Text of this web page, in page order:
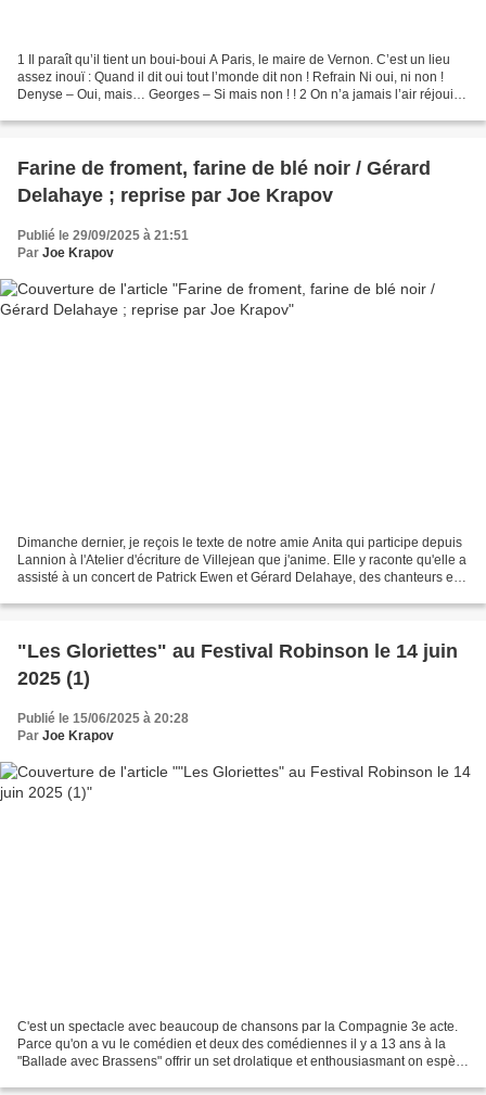
1 Il paraît qu’il tient un boui-boui A Paris, le maire de Vernon. C’est un lieu
assez inouï : Quand il dit oui tout l’monde dit non ! Refrain Ni oui, ni non !
Denyse – Oui, mais… Georges – Si mais non ! ! 2 On n’a jamais l’air réjoui
Farine de froment, farine de blé noir / Gérard
Delahaye ; reprise par Joe Krapov
Publié le 29/09/2025 à 21:51
Par Joe Krapov
Dimanche dernier, je reçois le texte de notre amie Anita qui participe depuis
Lannion à l'Atelier d'écriture de Villejean que j'anime. Elle y raconte qu'elle a
assisté à un concert de Patrick Ewen et Gérard Delahaye, des chanteurs et
"Les Gloriettes" au Festival Robinson le 14 juin
2025 (1)
Publié le 15/06/2025 à 20:28
Par Joe Krapov
C'est un spectacle avec beaucoup de chansons par la Compagnie 3e acte.
Parce qu'on a vu le comédien et deux des comédiennes il y a 13 ans à la
"Ballade avec Brassens" offrir un set drolatique et enthousiasmant on espère